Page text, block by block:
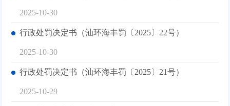
2025-10-30
行政处罚决定书（汕环海丰罚〔2025〕22号）
2025-10-30
行政处罚决定书（汕环海丰罚〔2025〕21号）
2025-10-29